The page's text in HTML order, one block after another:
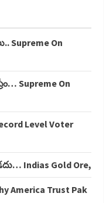
Supreme On
Supreme On
Level Voter
Indias Gold Ore,
America Trust Pak